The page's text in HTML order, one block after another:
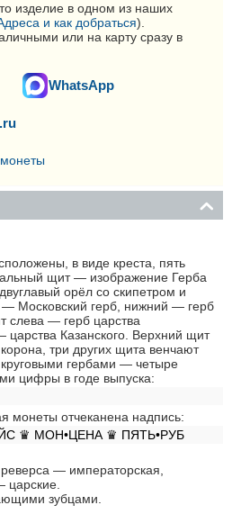
изделие в одном из наших
и как добраться).
или на карту сразу в
WhatsApp
в виде креста, пять
щит — изображение Герба
орёл со скипетром и
Московский герб, нижний — герб
слева — герб царства
царства Казанского. Верхний щит
три других щита венчают
гербами — четыре
цифры в годе выпуска:
монеты отчеканена надпись:
♛ МОН•ЦЕНА ♛ ПЯТЬ•РУБ
— императорская,
царские.
зубцами.